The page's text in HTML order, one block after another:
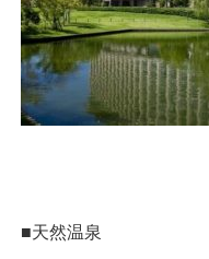
■天然温泉